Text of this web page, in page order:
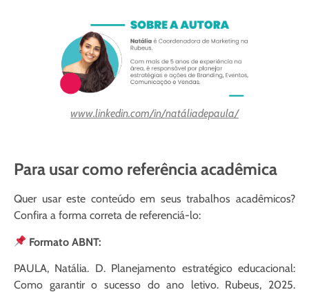
www.linkedin.com/in/natáliadepaula/
Para usar como referência acadêmica
Quer usar este conteúdo em seus trabalhos acadêmicos?
Confira a forma correta de referenciá-lo:
Formato ABNT:
PAULA, Natália. D. Planejamento estratégico educacional:
Como garantir o sucesso do ano letivo. Rubeus, 2025.